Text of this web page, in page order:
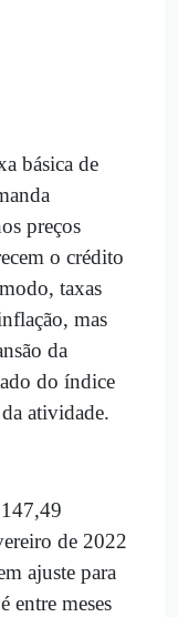
básica de
preços
o crédito
taxas
mas
da
do índice
atividade.
de 2022
ajuste para
entre meses